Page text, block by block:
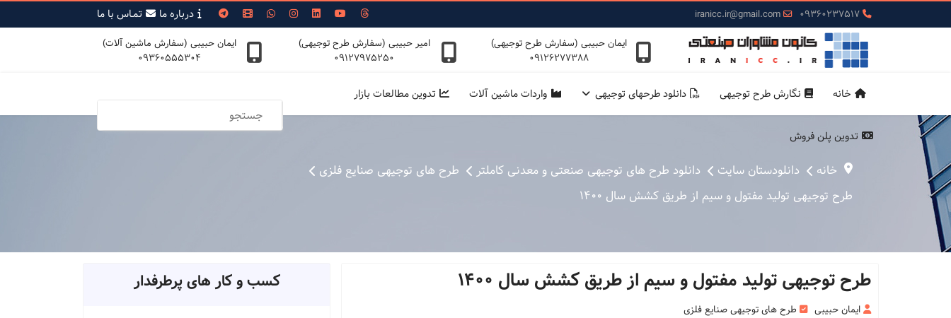
09360237517
iranicc.ir@gmail.com درباره ما تمـاس با ما
ایمان حبیبی (سفارش طرح توجیهی)
09126277388
امیر حبیبی (سفارش طرح توجیهی)
09127975250
ایمان حبیبی (سفارش ماشین آلات)
09360555304
خانه نگارش طرح توجیهی دانلود طرحهای توجیهی واردات ماشین آلات تدوین مطالعات بازار
تدوین پلن فروش
خانه دانلودستان سایت دانلود طرح های توجیهی صنعتی و معدنی کاملتر
طرح های توجیهی صنایع فلزی
طرح توجیهی تولید مفتول و سیم از طریق کشش سال 1400
طرح توجیهی تولید مفتول و سیم از طریق کشش سال 1400
ایمان حبیبی طرح های توجیهی صنایع فلزی
کسب و کار های پرطرفدار